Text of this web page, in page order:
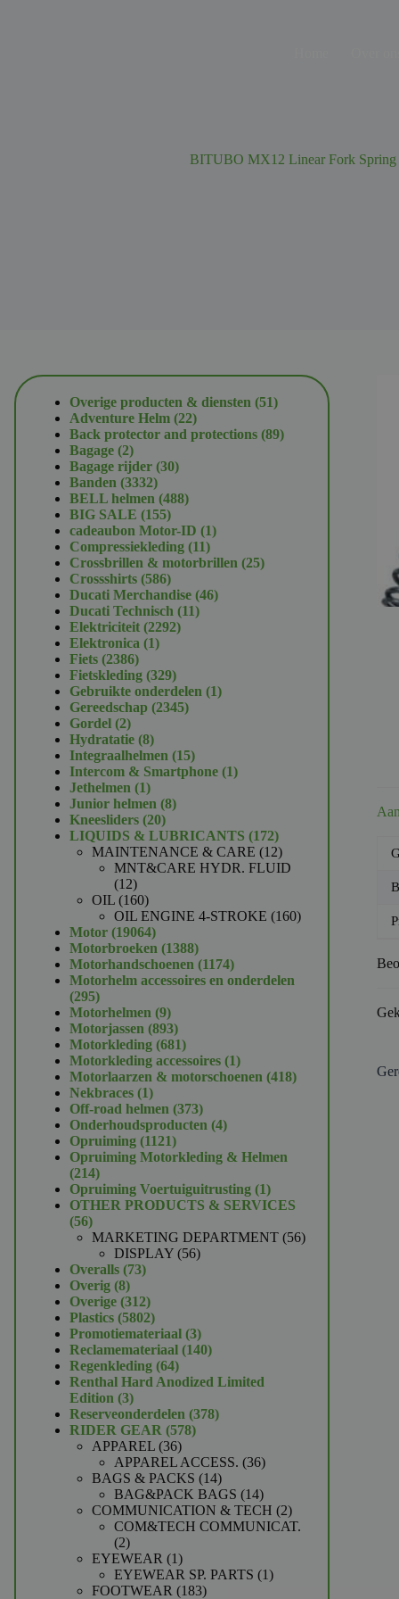
BITUBO MX12 Linear Fork
Overige producten & diensten 5151
Adventure Helm 2222
producten
Back protector and protections 8989
Bagage 22
producten
Bagage rijder 3030
Banden 33323332
producten
BELL helmen 488488
BIG SALE 155155
producten
cadeaubon Motor-ID 11
Compressiekleding 1111
producten
Crossbrillen & motorbrillen 2525
Crossshirts 586586
producten
Ducati Merchandise 4646
Ducati Technisch 1111
Elektriciteit 22922292
Elektronica 11
Fiets 23862386
producten
Fietskleding 329329
producten
Gebruikte onderdelen 11
Gereedschap 23452345
Gordel 22
producten
Hydratatie 88
producten
Integraalhelmen 1515
producten
Intercom & Smartphone 11
Jethelmen 11
product
Junior helmen 88
Kneesliders 2020
producten
LIQUIDS & LUBRICANTS 172172
producten
MAINTENANCE & CARE 1212
producten
MNT&CARE HYDR. FLUID
1212
producten
OIL 160160
producten
OIL ENGINE 4-STROKE 160160
Motor 1906419064
producten
Motorbroeken 13881388
producten
Motorhandschoenen 11741174
producten
Motorhelm accessoires en onderdelen
295295
producten
Motorhelmen 99
producten
Motorjassen 893893
producten
Motorkleding 681681
producten
Motorkleding accessoires 11
product
Motorlaarzen & motorschoenen 418418
Nekbraces 11
product
Off-road helmen 373373
producten
Onderhoudsproducten 44
Opruiming 11211121
producten
Opruiming Motorkleding & Helmen
214214
producten
Opruiming Voertuiguitrusting 11
product
OTHER PRODUCTS & SERVICES
5656
producten
MARKETING DEPARTMENT 5656
DISPLAY 5656
Overalls 7373
Overig 88
producten
Overige 312312
producten
Plastics 58025802
producten
Promotiemateriaal 33
producten
Reclamemateriaal 140140
Regenkleding 6464
producten
Renthal Hard Anodized Limited
Edition 33
producten
Reserveonderdelen 378378
RIDER GEAR 578578
APPAREL 3636
producten
APPAREL ACCESS. 3636
BAGS & PACKS 1414
producten
BAG&PACK BAGS 1414
producten
COMMUNICATION & TECH 22
producten
COM&TECH COMMUNICAT.
22
producten
EYEWEAR 11
product
EYEWEAR SP. PARTS 11
FOOTWEAR 183183